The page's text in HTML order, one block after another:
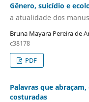
Gênero, suicídio e
a atualidade dos
Bruna Mayara Pereira de
c38178
PDF
Palavras que
costuradas